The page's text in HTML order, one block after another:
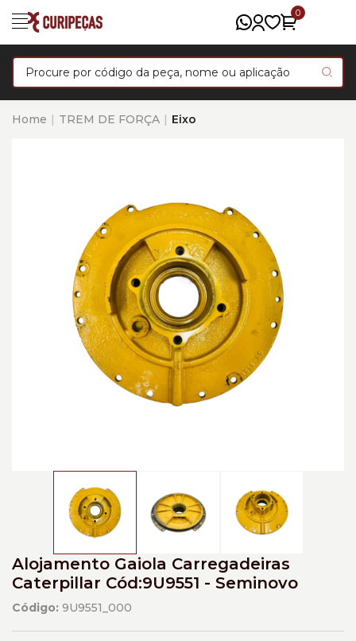
0
Home TREM DE FORÇA Eixo
Alojamento Gaiola Carregadeiras
Caterpillar Cód:9U9551 - Seminovo
Código: 9U9551_000